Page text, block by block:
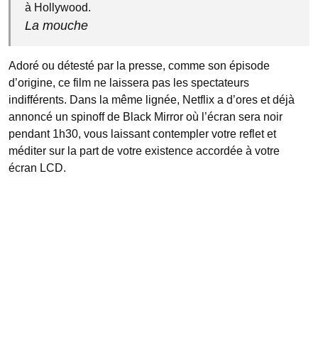
à Hollywood.
La mouche
Adoré ou détesté par la presse, comme son épisode
d’origine, ce film ne laissera pas les spectateurs
indifférents. Dans la même lignée, Netflix a d’ores et déjà
annoncé un spinoff de Black Mirror où l’écran sera noir
pendant 1h30, vous laissant contempler votre reflet et
méditer sur la part de votre existence accordée à votre
écran LCD.